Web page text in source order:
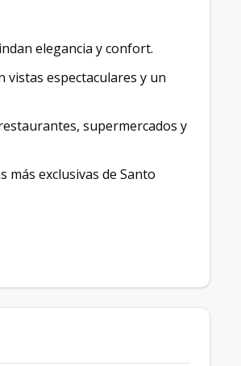
elegancia y confort.
vistas espectaculares y un
supermercados y
exclusivas de Santo